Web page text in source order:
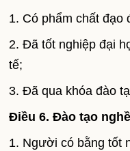
1. Có phẩm chất đạo
2. Đã tốt nghiệp đại
tế;
3. Đã qua khóa đào
Điều 6. Đào tạo
1. Người có bằng tốt